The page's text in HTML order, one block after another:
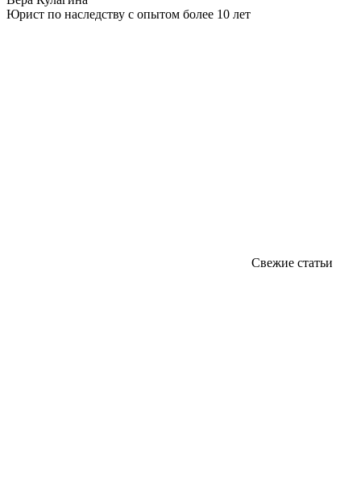
Юрист по наследству с опытом более 10 лет
Свежие статьи